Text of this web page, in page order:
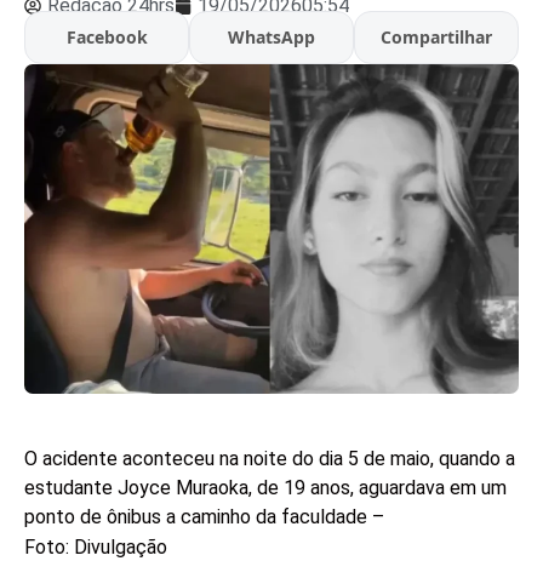
Redação 24hrs 19/05/202605:54
Facebook
WhatsApp Compartilhar
O acidente aconteceu na noite do dia 5 de maio, quando a
estudante Joyce Muraoka, de 19 anos, aguardava em um
ponto de ônibus a caminho da faculdade –
Foto: Divulgação